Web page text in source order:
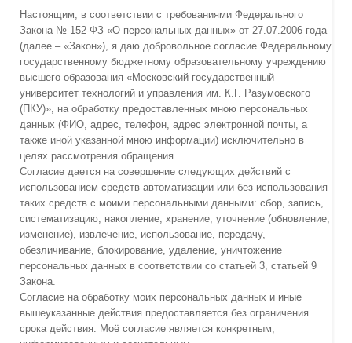
Настоящим, в соответствии с требованиями Федерального
Закона № 152-ФЗ «О персональных данных» от 27.07.2006 года
(далее – «Закон»), я даю добровольное согласие Федеральному
государственному бюджетному образовательному учреждению
высшего образования «Московский государственный
университет технологий и управления им. К.Г. Разумовского
(ПКУ)», на обработку предоставленных мною персональных
данных (ФИО, адрес, телефон, адрес электронной почты, а
также иной указанной мною информации) исключительно в
целях рассмотрения обращения.
Согласие дается на совершение следующих действий с
использованием средств автоматизации или без использования
таких средств с моими персональными данными: сбор, запись,
систематизацию, накопление, хранение, уточнение (обновление,
изменение), извлечение, использование, передачу,
обезличивание, блокирование, удаление, уничтожение
персональных данных в соответствии со статьей 3, статьей 9
Закона.
Согласие на обработку моих персональных данных и иные
вышеуказанные действия предоставляется без ограничения
срока действия. Моё согласие является конкретным,